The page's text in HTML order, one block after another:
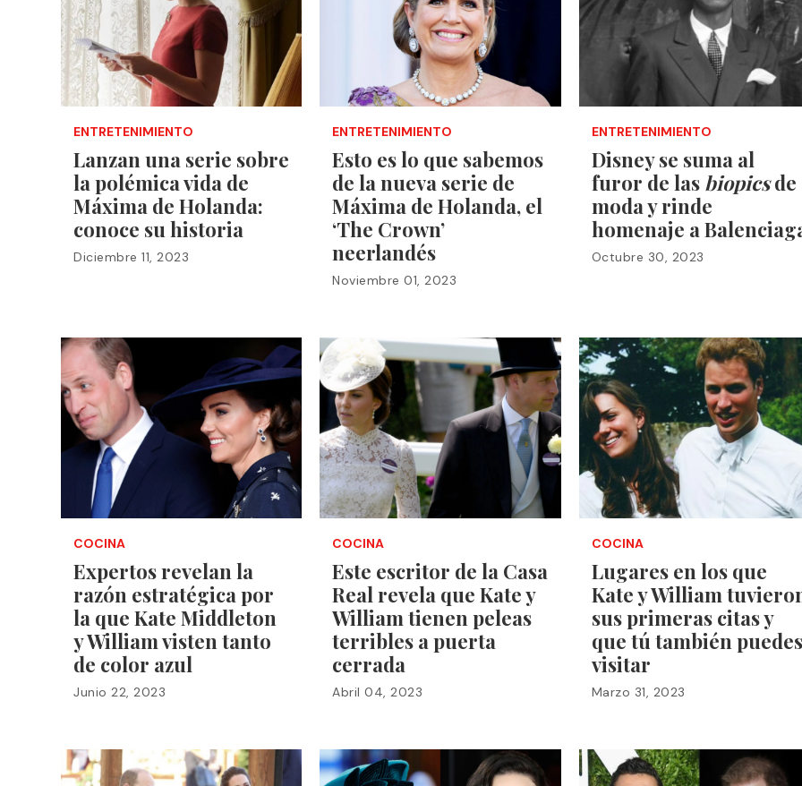
ENTRETENIMIENTO
Lanzan una serie sobre
la polémicavida de
Máxima de Holanda:
conoce su historia
Diciembre 11, 2023
ENTRETENIMIENTO
Esto es lo que sabemos
de la nueva serie de
Máxima de Holanda, el
‘The Crown’
neerlandés
Noviembre 01, 2023
ENTRETENIMIENTO
Disney se suma al
furor de las biopicsde
moda y rinde
homenaje a
Octubre 30, 2023
COCINA
Expertos revelan la
razón estratégica por
la que Kate Middleton
y William visten tanto
de color azul
Junio 22, 2023
COCINA
Este escritor de la Casa
Real revela que Kate y
William tienen peleas
terribles a puerta
cerrada
Abril 04, 2023
COCINA
Lugares en los que
Kate y William
sus primeras citas y
que tú también puedes
visitar
Marzo 31, 2023